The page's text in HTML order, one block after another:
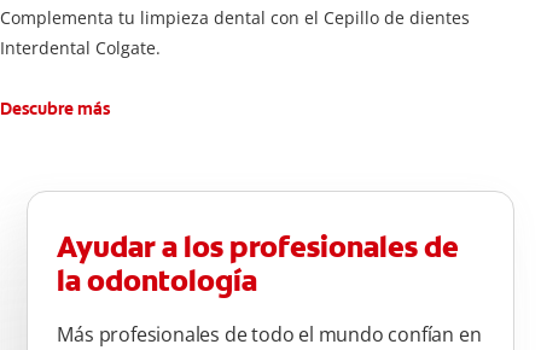
Complementa tu limpieza dental con el Cepillo de dientes
Interdental Colgate.
Descubre más
Ayudar a los profesionales de
la odontología
Más profesionales de todo el mundo confían en